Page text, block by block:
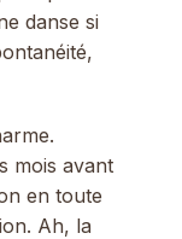
danse si
mois avant
en toute
Ah, la